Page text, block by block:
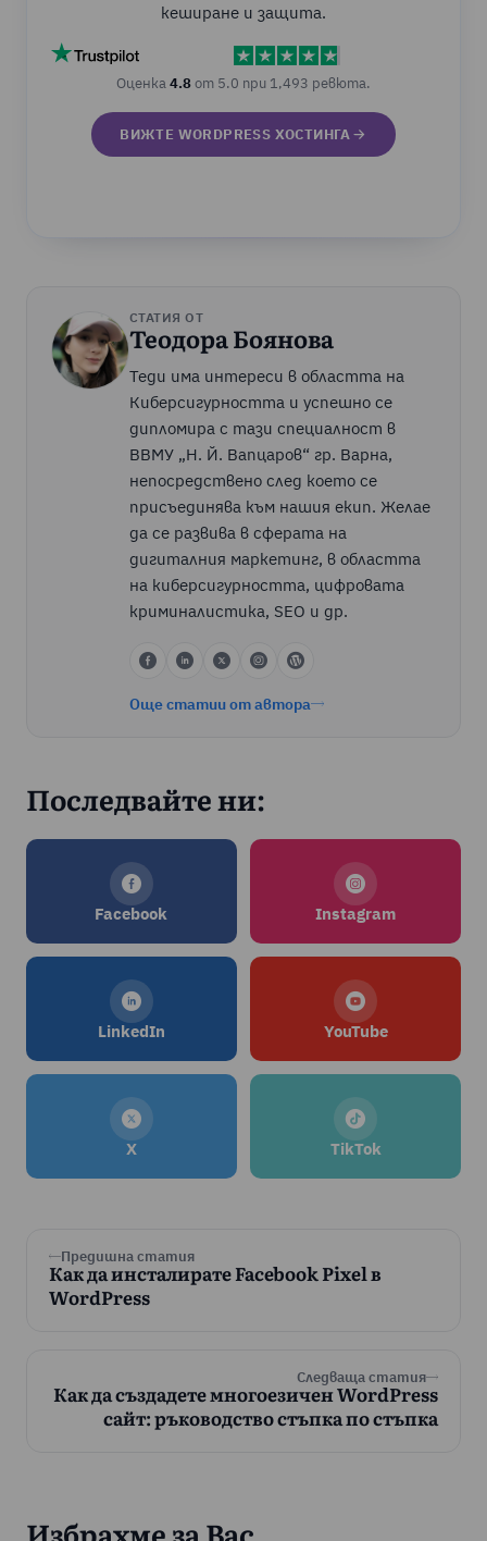
кеширане и защита.
Оценка4.8от 5.0 при 1,493 ревюта.
ВИЖТЕ WORDPRESS ХОСТИНГА
СТАТИЯ ОТ
Теодора Боянова
Теди има интереси в областта на
Киберсигурността и успешно се
дипломира с тази специалност в
ВВМУ „Н. Й. Вапцаров“ гр. Варна,
непосредствено след което се
присъединява към нашия екип. Желае
да се развива в сферата на
дигиталния маркетинг, в областта
на киберсигурността, цифровата
криминалистика, SEO и др.
Още статии от автора
Последвайте ни:
Facebook Instagram
LinkedIn YouTube
X TikTok
Предишна статия
Как да инсталирате Facebook Pixel в
WordPress
Следваща статия
Как да създадете многоезичен WordPress
сайт: ръководство стъпка по стъпка